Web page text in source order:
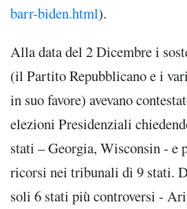
barr-biden.html).
Alla data del 2 Dicembre i
(il Partito Repubblicano e i
in suo favore) avevano
elezioni Presidenziali
stati – Georgia, Wisconsin - e
ricorsi nei tribunali di 9 stati.
soli 6 stati più controversi -